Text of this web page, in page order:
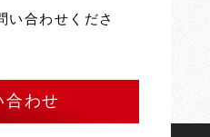
い合わせくださ
合わせ